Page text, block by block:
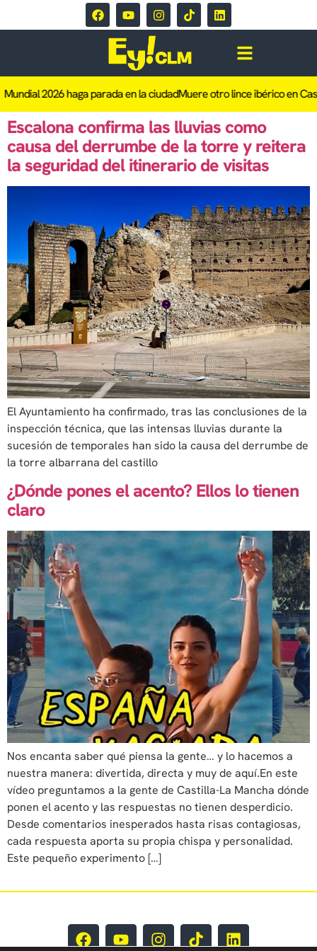
2026 haga parada en la ciudadMuere otro lince ibérico en
Escalona confirma las lluvias como
causa del derrumbe de la torre y reitera
la seguridad del itinerario de visitas
El Ayuntamiento ha confirmado, tras las conclusiones de la
inspección técnica, que las intensas lluvias durante la
sucesión de temporales han sido la causa del derrumbe de
la torre albarrana del castillo
¿Dónde pones el acento? Ellos lo tienen
claro
Nos encanta saber qué piensa la gente… y lo hacemos a
nuestra manera: divertida, directa y muy de aquí.En este
vídeo preguntamos a la gente de Castilla-La Mancha dónde
ponen el acento y las respuestas no tienen desperdicio.
Desde comentarios inesperados hasta risas contagiosas,
cada respuesta aporta su propia chispa y personalidad.
Este pequeño experimento […]